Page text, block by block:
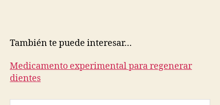
También te puede interesar…
Medicamento experimental para regenerar
dientes